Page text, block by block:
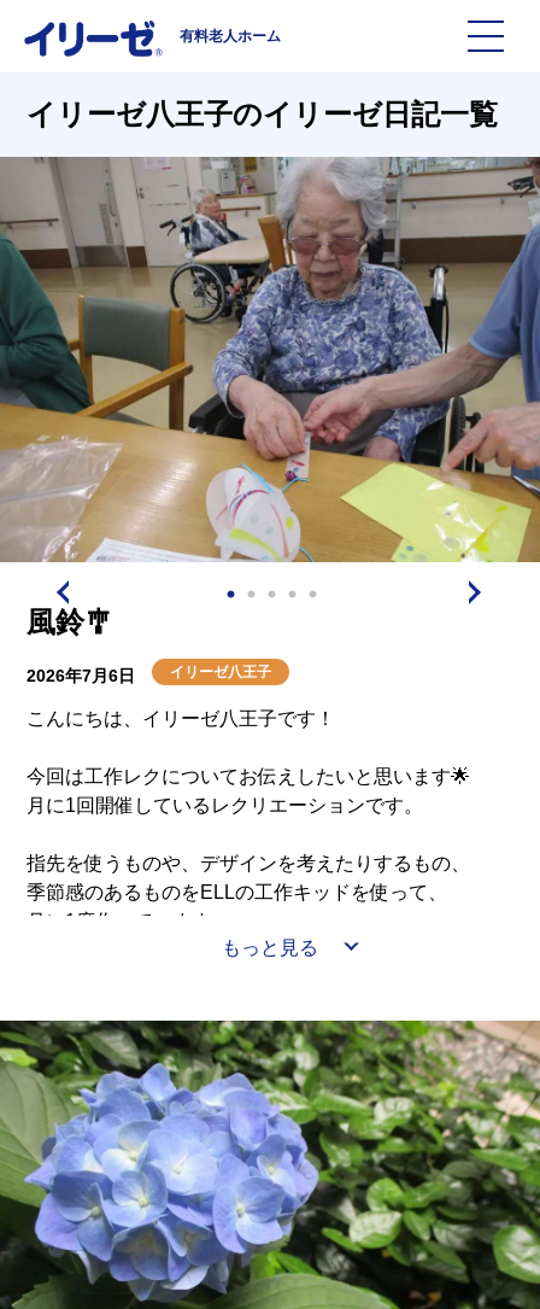
有料老人ホーム
施設を探す
イリーゼについて
イリーゼについて
有料老人ホームイリーゼとは
イリーゼが選ばれる理由
一日の流れ
会社概要
入居までの流れ
よくある質問
お役立ち記事
知っておきたい介護の知識
介護用語をわかりやすく説明
有料老人ホームとは
意外と知らない介護保険の基本
その他
見学予約 資料請求
採用情報 会社概要
イリーゼ八王子のイリーゼ日記一覧
風鈴🎐
2026年7月6日 イリーゼ八王子
こんにちは、イリーゼ八王子です！
今回は工作レクについてお伝えしたいと思います🌟
月に1回開催しているレクリエーションです。
指先を使うものや、デザインを考えたりするもの、
季節感のあるものをELLの工作キッドを使って、
月に1度作っています。
す。
出来上がったものは居室の前に飾っています！
夏らしく、涼しい音が聴こえてきます♪
もっと見る